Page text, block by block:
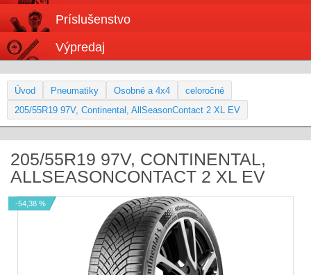
Príslušenstvo
Výpredaj
Úvod Pneumatiky Osobné a 4x4
celoročné
205/55R19 97V, Continental, AllSeasonContact 2 XL EV
205/55R19 97V, CONTINENTAL,
ALLSEASONCONTACT 2 XL EV
-54,38 %